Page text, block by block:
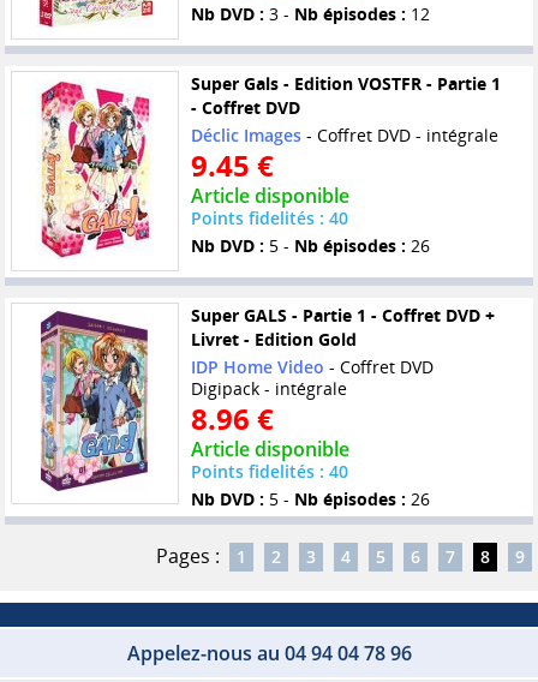
Nb DVD : 3 - Nb épisodes : 12
Super Gals - Edition VOSTFR - Partie 1
- Coffret DVD
Déclic Images- Coffret DVD - intégrale
9.45 €
Article disponible
Points fidelités : 40
Nb DVD : 5 - Nb épisodes : 26
Super GALS - Partie 1 - Coffret DVD +
Livret - Edition Gold
IDP Home Video - Coffret DVD
Digipack - intégrale
8.96 €
Article disponible
Points fidelités : 40
Nb DVD : 5 - Nb épisodes : 26
Pages : 1 2 3 4 5 6 7 8 9
Appelez-nous au 04 94 04 78 96